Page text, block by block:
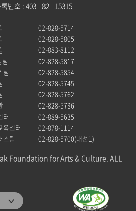
번호 : 403 - 82 - 15315
02-828-5714
02-828-5805
02-883-8112
02-828-5817
팀
02-828-5854
02-828-5745
02-828-5762
02-828-5736
터
02-889-5635
육센터
02-878-1114
스팀
02-828-5700(내선1)
Foundation for Arts & Culture. ALL